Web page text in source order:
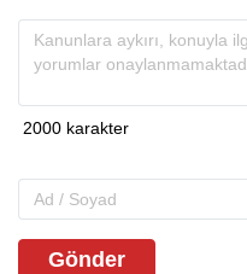
Gönder